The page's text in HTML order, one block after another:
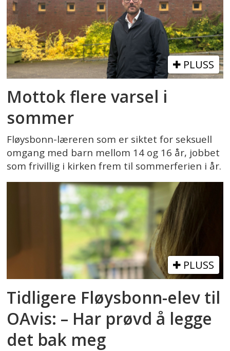
PLUSS
Mottok flere varsel i
sommer
Fløysbonn-læreren som er siktet for seksuell
omgang med barn mellom 14 og 16 år, jobbet
som frivillig i kirken frem til sommerferien i år.
PLUSS
Tidligere Fløysbonn-elev til
OAvis: – Har prøvd å legge
det bak meg